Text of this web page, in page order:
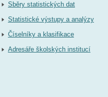
Sběry statistických dat
Statistické výstupy a analýzy
Číselníky a klasifikace
Adresáře školských institucí